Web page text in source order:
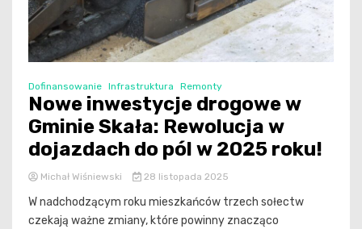
Dofinansowanie Infrastruktura Remonty
Nowe inwestycje drogowe w
Gminie Skała: Rewolucja w
dojazdach do pól w 2025 roku!
Michał Wiśniewski 28 listopada 2025
W nadchodzącym roku mieszkańców trzech sołectw
czekają ważne zmiany, które powinny znacząco